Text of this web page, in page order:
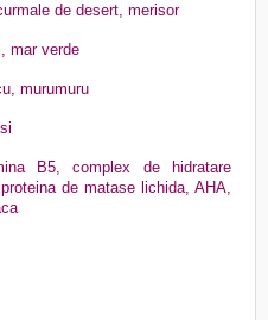
de desert, merisor
mar verde
murumuru
B5, complex de hidratare
de matase lichida, AHA,